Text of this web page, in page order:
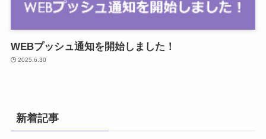
WEBプッシュ通知を開始しました！
2025.6.30
新着記事